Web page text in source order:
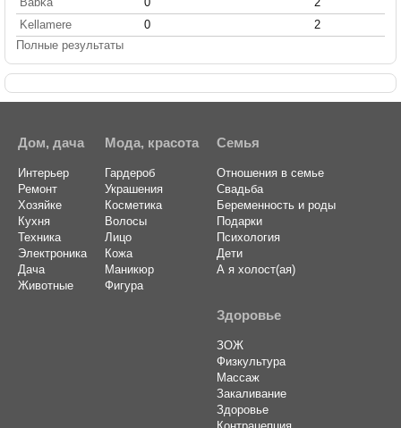
Kellamere
0
2
Полные результаты
Дом, дача
Интерьер
Ремонт
Хозяйке
Кухня
Техника
Электроника
Дача
Животные
Мода, красота
Гардероб
Украшения
Косметика
Волосы
Лицо
Кожа
Маникюр
Фигура
Семья
Отношения в семье
Свадьба
Беременность и роды
Подарки
Психология
Дети
А я холост(ая)
Здоровье
ЗОЖ
Физкультура
Массаж
Закаливание
Здоровье